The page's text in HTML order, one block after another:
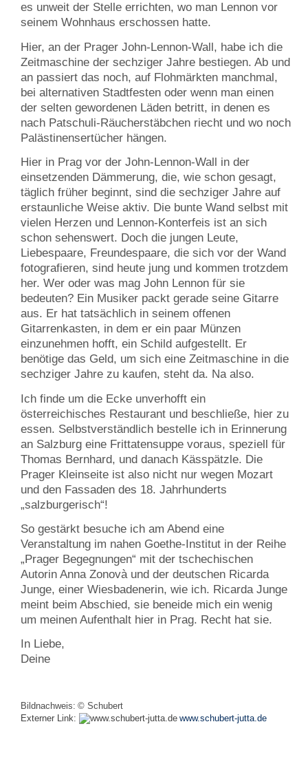
es unweit der Stelle errichten, wo man Lennon vor
seinem Wohnhaus erschossen hatte.
Hier, an der Prager John-Lennon-Wall, habe ich die
Zeitmaschine der sechziger Jahre bestiegen. Ab und
an passiert das noch, auf Flohmärkten manchmal,
bei alternativen Stadtfesten oder wenn man einen
der selten gewordenen Läden betritt, in denen es
nach Patschuli-Räucherstäbchen riecht und wo noch
Palästinensertücher hängen.
Hier in Prag vor der John-Lennon-Wall in der
einsetzenden Dämmerung, die, wie schon gesagt,
täglich früher beginnt, sind die sechziger Jahre auf
erstaunliche Weise aktiv. Die bunte Wand selbst mit
vielen Herzen und Lennon-Konterfeis ist an sich
schon sehenswert. Doch die jungen Leute,
Liebespaare, Freundespaare, die sich vor der Wand
fotografieren, sind heute jung und kommen trotzdem
her. Wer oder was mag John Lennon für sie
bedeuten? Ein Musiker packt gerade seine Gitarre
aus. Er hat tatsächlich in seinem offenen
Gitarrenkasten, in dem er ein paar Münzen
einzunehmen hofft, ein Schild aufgestellt. Er
benötige das Geld, um sich eine Zeitmaschine in die
sechziger Jahre zu kaufen, steht da. Na also.
Ich finde um die Ecke unverhofft ein
österreichisches Restaurant und beschließe, hier zu
essen. Selbstverständlich bestelle ich in Erinnerung
an Salzburg eine Frittatensuppe voraus, speziell für
Thomas Bernhard, und danach Kässpätzle. Die
Prager Kleinseite ist also nicht nur wegen Mozart
und den Fassaden des 18. Jahrhunderts
„salzburgerisch“!
So gestärkt besuche ich am Abend eine
Veranstaltung im nahen Goethe-Institut in der Reihe
„Prager Begegnungen“ mit der tschechischen
Autorin Anna Zonovà und der deutschen Ricarda
Junge, einer Wiesbadenerin, wie ich. Ricarda Junge
meint beim Abschied, sie beneide mich ein wenig
um meinen Aufenthalt hier in Prag. Recht hat sie.
In Liebe,
Deine
Bildnachweis: © Schubert
Externer Link:
www.schubert-jutta.de